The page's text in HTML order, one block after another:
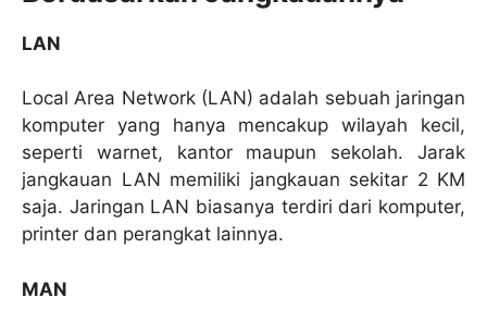
LAN
Local Area Network (LAN) adalah sebuah jaringan
komputer yang hanya mencakup wilayah kecil,
seperti warnet, kantor maupun sekolah. Jarak
jangkauan LAN memiliki jangkauan sekitar 2 KM
saja. Jaringan LAN biasanya terdiri dari komputer,
printer dan perangkat lainnya.
MAN